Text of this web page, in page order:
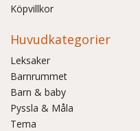
Köpvillkor
Huvudkategorier
Leksaker
Barnrummet
Barn & baby
Pyssla & Måla
Tema